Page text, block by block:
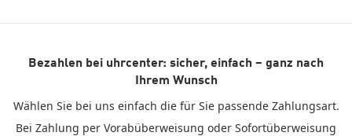
Bezahlen bei uhrcenter: sicher, einfach – ganz nach
Ihrem Wunsch
Wählen Sie bei uns einfach die für Sie passende Zahlungsart.
Bei Zahlung per Vorabüberweisung oder Sofortüberweisung